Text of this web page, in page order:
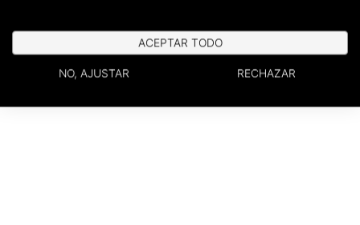
ACEPTAR TODO
NO, AJUSTAR RECHAZAR